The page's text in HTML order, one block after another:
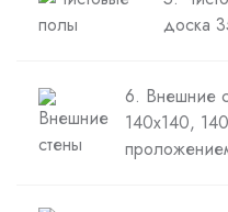
доска
6. Внешние
140х140,